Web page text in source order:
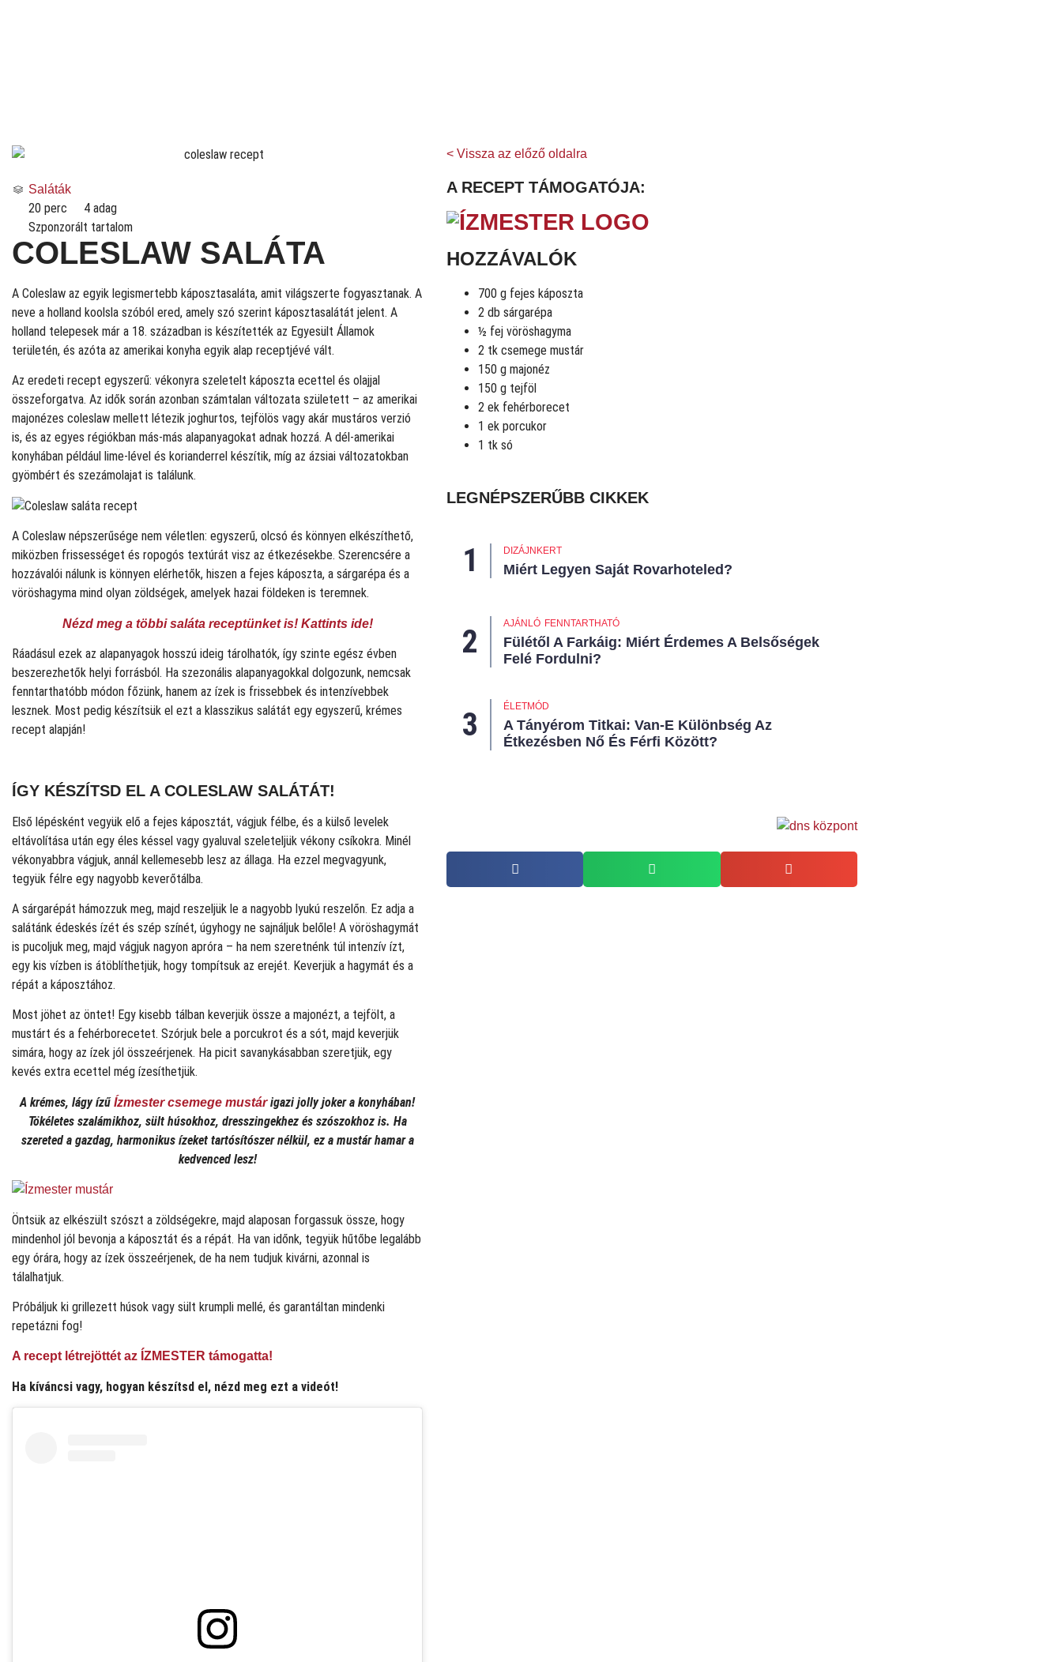
Saláták
20 perc
4 adag
Szponzorált tartalom
COLESLAW SALÁTA
A Coleslaw az egyik legismertebb káposztasaláta, amit világszerte fogyasztanak. A
neve a holland koolsla szóból ered, amely szó szerint káposztasalátát jelent. A
holland telepesek már a 18. században is készítették az Egyesült Államok
területén, és azóta az amerikai konyha egyik alap receptjévé vált.
Az eredeti recept egyszerű: vékonyra szeletelt káposzta ecettel és olajjal
összeforgatva. Az idők során azonban számtalan változata született – az amerikai
majonézes coleslaw mellett létezik joghurtos, tejfölös vagy akár mustáros verzió
is, és az egyes régiókban más-más alapanyagokat adnak hozzá. A dél-amerikai
konyhában például lime-lével és korianderrel készítik, míg az ázsiai változatokban
gyömbért és szezámolajat is találunk.
A Coleslaw népszerűsége nem véletlen: egyszerű, olcsó és könnyen elkészíthető,
miközben frissességet és ropogós textúrát visz az étkezésekbe. Szerencsére a
hozzávalói nálunk is könnyen elérhetők, hiszen a fejes káposzta, a sárgarépa és a
vöröshagyma mind olyan zöldségek, amelyek hazai földeken is teremnek.
Nézd meg a többi saláta receptünket is! Kattints ide!
Ráadásul ezek az alapanyagok hosszú ideig tárolhatók, így szinte egész évben
beszerezhetők helyi forrásból. Ha szezonális alapanyagokkal dolgozunk, nemcsak
fenntarthatóbb módon főzünk, hanem az ízek is frissebbek és intenzívebbek
lesznek. Most pedig készítsük el ezt a klasszikus salátát egy egyszerű, krémes
recept alapján!
ÍGY KÉSZÍTSD EL A COLESLAW SALÁTÁT!
Első lépésként vegyük elő a fejes káposztát, vágjuk félbe, és a külső levelek
eltávolítása után egy éles késsel vagy gyaluval szeleteljük vékony csíkokra. Minél
vékonyabbra vágjuk, annál kellemesebb lesz az állaga. Ha ezzel megvagyunk,
tegyük félre egy nagyobb keverőtálba.
A sárgarépát hámozzuk meg, majd reszeljük le a nagyobb lyukú reszelőn. Ez adja a
salátánk édeskés ízét és szép színét, úgyhogy ne sajnáljuk belőle! A vöröshagymát
is pucoljuk meg, majd vágjuk nagyon apróra – ha nem szeretnénk túl intenzív ízt,
egy kis vízben is átöblíthetjük, hogy tompítsuk az erejét. Keverjük a hagymát és a
répát a káposztához.
Most jöhet az öntet! Egy kisebb tálban keverjük össze a majonézt, a tejfölt, a
mustárt és a fehérborecetet. Szórjuk bele a porcukrot és a sót, majd keverjük
simára, hogy az ízek jól összeérjenek. Ha picit savanykásabban szeretjük, egy
kevés extra ecettel még ízesíthetjük.
A krémes, lágy ízűÍzmester csemege mustárigazi jolly joker a konyhában!
Tökéletes szalámikhoz, sült húsokhoz, dresszingekhez és szószokhoz is. Ha
szereted a gazdag, harmonikus ízeket tartósítószer nélkül, ez a mustár hamar a
kedvenced lesz!
Öntsük az elkészült szószt a zöldségekre, majd alaposan forgassuk össze, hogy
mindenhol jól bevonja a káposztát és a répát. Ha van időnk, tegyük hűtőbe legalább
egy órára, hogy az ízek összeérjenek, de ha nem tudjuk kivárni, azonnal is
tálalhatjuk.
Próbáljuk ki grillezett húsok vagy sült krumpli mellé, és garantáltan mindenki
repetázni fog!
A recept létrejöttét az ÍZMESTER támogatta!
Ha kíváncsi vagy, hogyan készítsd el, nézd meg ezt a videót!
< Vissza az előző oldalra
A RECEPT TÁMOGATÓJA:
HOZZÁVALÓK
700 g fejes káposzta
2 db sárgarépa
½ fej vöröshagyma
2 tk csemege mustár
150 g majonéz
150 g tejföl
2 ek fehérborecet
1 ek porcukor
1 tk só
LEGNÉPSZERŰBB CIKKEK
DIZÁJNKERT
Miért Legyen Saját Rovarhoteled?
AJÁNLÓ FENNTARTHATÓ
Fülétől A Farkáig: Miért Érdemes A Belsőségek
Felé Fordulni?
ÉLETMÓD
A Tányérom Titkai: Van-E Különbség Az
Étkezésben Nő És Férfi Között?